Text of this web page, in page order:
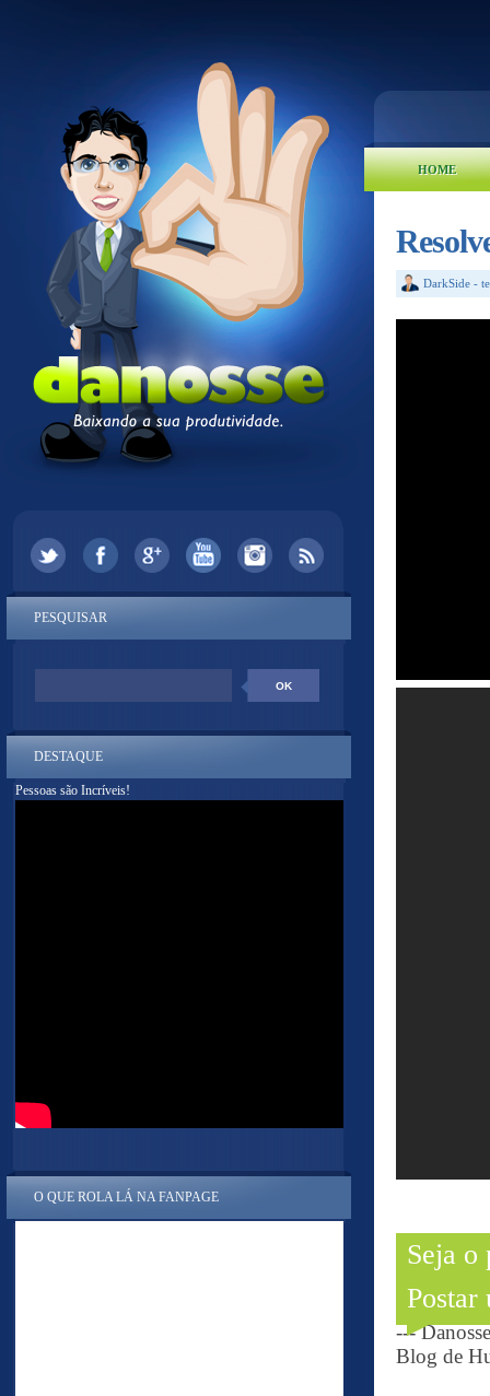
HOME
DarkSide -
Seja o
Postar
---
Blog de
PESQUISAR
DESTAQUE
Pessoas são Incríveis!
O QUE ROLA LÁ NA FANPAGE